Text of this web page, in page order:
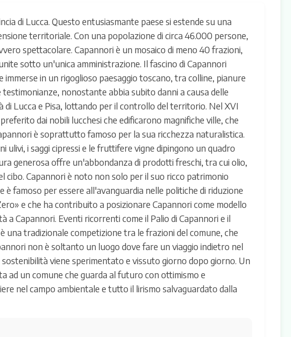
di Lucca. Questo entusiasmante paese si estende su una
territoriale. Con una popolazione di circa 46.000 persone,
spettacolare. Capannori è un mosaico di meno 40 frazioni,
sotto un'unica amministrazione. Il fascino di Capannori
in un rigoglioso paesaggio toscano, tra colline, pianure
nonostante abbia subito danni a causa delle
Lucca e Pisa, lottando per il controllo del territorio. Nel XVI
dai nobili lucchesi che edificarono magnifiche ville, che
è soprattutto famoso per la sua ricchezza naturalistica.
ulivi, i saggi cipressi e le fruttifere vigne dipingono un quadro
generosa offre un'abbondanza di prodotti freschi, tra cui olio,
cibo. Capannori è noto non solo per il suo ricco patrimonio
famoso per essere all'avanguardia nelle politiche di riduzione
e che ha contribuito a posizionare Capannori come modello
a Capannori. Eventi ricorrenti come il Palio di Capannori e il
tradizionale competizione tra le frazioni del comune, che
non è soltanto un luogo dove fare un viaggio indietro nel
viene sperimentato e vissuto giorno dopo giorno. Un
ad un comune che guarda al futuro con ottimismo e
nel campo ambientale e tutto il lirismo salvaguardato dalla